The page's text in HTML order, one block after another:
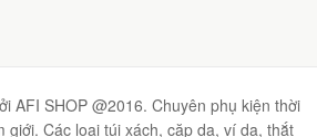
AFI SHOP @2016. Chuyên phụ kiện thời
giới. Các loại túi xách, cặp da, ví da, thắt